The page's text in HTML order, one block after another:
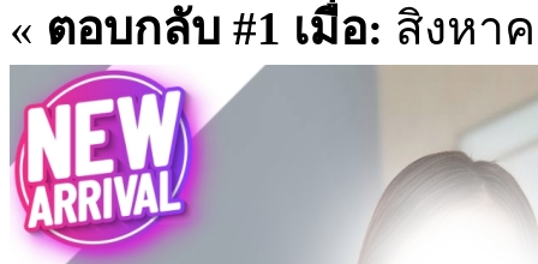
« ตอบกลับ #1 เมื่อ: สิงหาค